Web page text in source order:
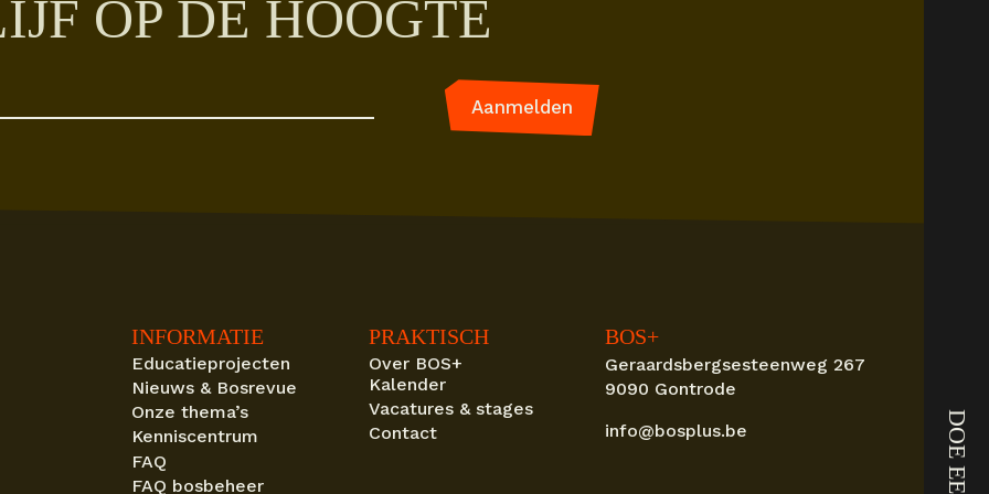
OP DE HOOGTE
INFORMATIE
Educatieprojecten
Nieuws & Bosrevue
Onze thema’s
Kenniscentrum
FAQ
FAQ bosbeheer
PRAKTISCH
Over BOS+
Kalender
Vacatures & stages
Contact
BOS+
Geraardsbergsesteenweg 267
9090 Gontrode
info@bosplus.be